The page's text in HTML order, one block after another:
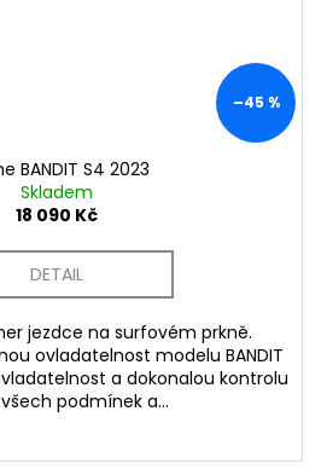
–45 %
BANDIT S4 2023
Skladem
18 090 Kč
DETAIL
jezdce na surfovém prkně.
ovladatelnost modelu BANDIT
a dokonalou kontrolu
podmínek a...